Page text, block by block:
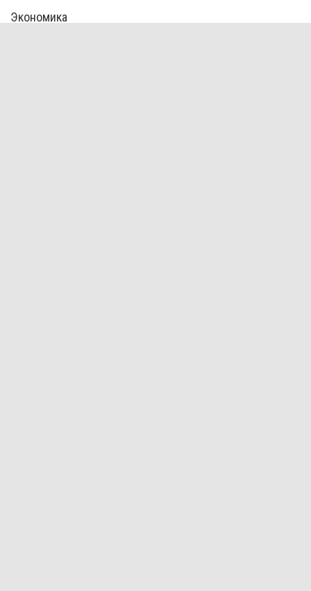
Экономика